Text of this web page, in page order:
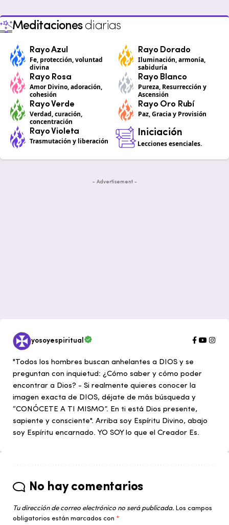
Meditacionesdiarias
Rayo Azul
Fe, protección, voluntad
divina
Rayo Dorado
Iluminación, armonía,
sabiduría
Rayo Rosa
Amor Divino, adoración,
cohesión
Rayo Blanco
Pureza, Resurrección y
Ascensión
Rayo Verde
Verdad, curación,
concentración
Rayo Oro Rubí
Paz, Gracia y Provisión
Rayo Violeta
Trasmutación y liberación
Iniciación
Lecciones esenciales.
- Advertisement -
yosoyespiritual
"Todos los hombres buscan anhelantes a DIOS y se
preguntan con inquietud: ¿Cómo saber y cómo poder
encontrar a Dios? - Si realmente quieres conocer la
imagen exacta de DIOS, déjate de más búsqueda y
“CONÓCETE A TI MISMO”. En ti está Dios presente,
sapiente y consciente". Arriba soy Espíritu Divino, abajo
soy Espíritu encarnado. YO SOY lo que el Creador Es.
No hay comentarios
Tu dirección de correo electrónico no será publicada. Los campos
obligatorios están marcados con *